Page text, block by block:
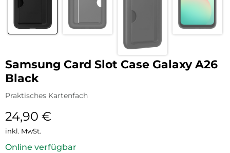
Samsung Card Slot Case Galaxy A26
Black
Praktisches Kartenfach
24,90 €
inkl. MwSt.
Online verfügbar